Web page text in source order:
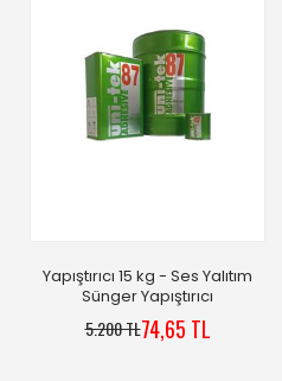
Yapıştırıcı 15 kg - Ses Yalıtım
Sünger Yapıştırıcı
5.200 TL74,65 TL